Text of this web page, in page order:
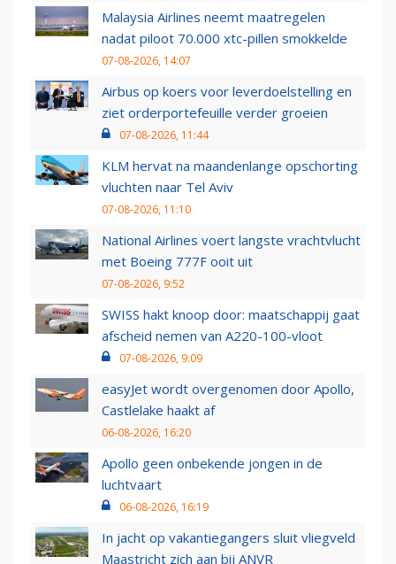
Malaysia Airlines neemt maatregelen
nadat piloot 70.000 xtc-pillen smokkelde
07-08-2026, 14:07
Airbus op koers voor leverdoelstelling en
ziet orderportefeuille verder groeien
07-08-2026, 11:44
KLM hervat na maandenlange opschorting
vluchten naar Tel Aviv
07-08-2026, 11:10
National Airlines voert langste vrachtvlucht
met Boeing 777F ooit uit
07-08-2026, 9:52
SWISS hakt knoop door: maatschappij gaat
afscheid nemen van A220-100-vloot
07-08-2026, 9:09
easyJet wordt overgenomen door Apollo,
Castlelake haakt af
06-08-2026, 16:20
Apollo geen onbekende jongen in de
luchtvaart
06-08-2026, 16:19
In jacht op vakantiegangers sluit vliegveld
Maastricht zich aan bij ANVR